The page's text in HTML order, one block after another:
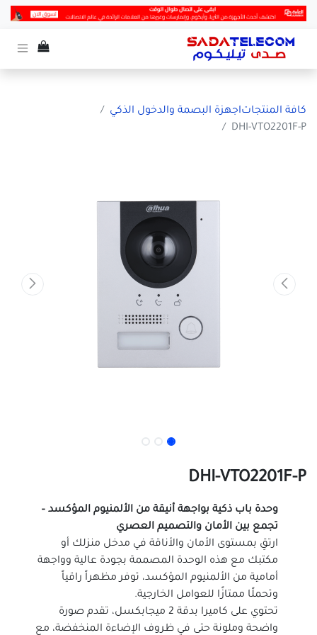
كافة المنتجاتاجهزة البصمة والدخول الذكي
DHI-VTO2201F-P
DHI-VTO2201F-P
وحدة باب ذكية بواجهة أنيقة من الألمنيوم المؤكسد –
تجمع بين الأمان والتصميم العصري
ارتقِ بمستوى الأمان والأناقة في مدخل منزلك أو
مكتبك مع هذه الوحدة المصممة بجودة عالية وواجهة
أمامية من الألمنيوم المؤكسد، توفر مظهراً راقياً
وتحملًا ممتازًا للعوامل الخارجية.
تحتوي على كاميرا بدقة 2 ميجابكسل، تقدم صورة
واضحة وملونة حتى في ظروف الإضاءة المنخفضة، مع